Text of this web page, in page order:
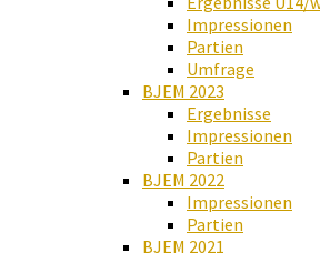
Impressionen
Partien
Umfrage
BJEM 2023
Ergebnisse
Impressionen
Partien
BJEM 2022
Impressionen
Partien
BJEM 2021